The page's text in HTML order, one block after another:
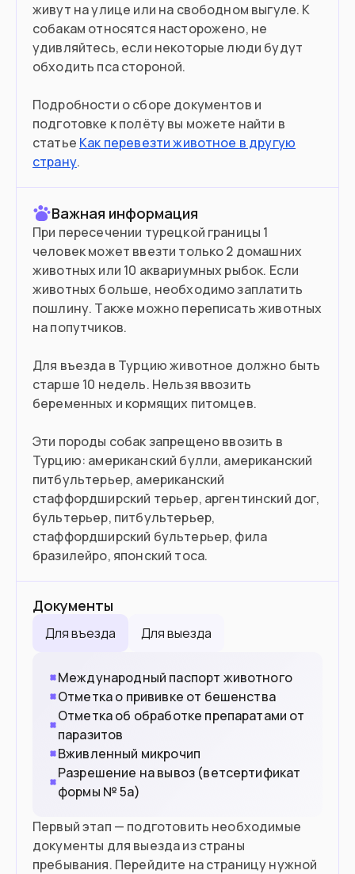
Хотите сезонно работать аниматором
Хотите поступить в вуз
Можете купить недвижимость от
$200,000
Въезд в страну
Документ Загранпаспорт
Виза 60 дней без визы
живут на улице или на свободном выгуле. К
собакам относятся насторожено, не
удивляйтесь, если некоторые люди будут
обходить пса стороной.
Подробности о сборе документов и
подготовке к полёту вы можете найти в
статье Как перевезти животное в другую
страну.
Важная информация
При пересечении турецкой границы 1
человек может ввезти только 2 домашних
животных или 10 аквариумных рыбок. Если
животных больше, необходимо заплатить
пошлину. Также можно переписать животных
на попутчиков.
Для въезда в Турцию животное должно быть
старше 10 недель. Нельзя ввозить
беременных и кормящих питомцев.
Эти породы собак запрещено ввозить в
Турцию: американский булли, американский
питбультерьер, американский
стаффордширский терьер, аргентинский дог,
бультерьер, питбультерьер,
стаффордширский бультерьер, фила
бразилейро, японский тоса.
Документы
Для въезда Для выезда
Международный паспорт животного
Отметка о прививке от бешенства
Отметка об обработке препаратами от
паразитов
Вживленный микрочип
Разрешение на вывоз (ветсертификат
формы № 5а)
Первый этап — подготовить необходимые
документы для выезда из страны
пребывания. Перейдите на страницу нужной